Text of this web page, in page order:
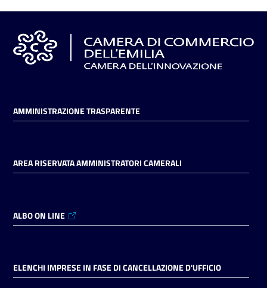
Tutelare
il
Consumatore
L'impresa
Prenotazioni
AMMINISTRAZIONE TRASPARENTE
AREA RISERVATA AMMINISTRATORI CAMERALI
ALBO ON LINE
ELENCHI IMPRESE IN FASE DI CANCELLAZIONE D'UFFICIO